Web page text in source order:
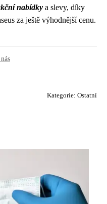
nabídky a slevy, díky
za ještě výhodnější cenu.
Kategorie: Ostatní